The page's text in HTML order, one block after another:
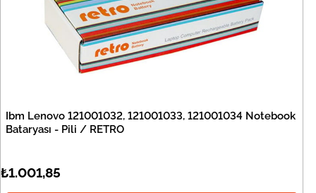
Ibm Lenovo 121001032, 121001033, 121001034 Notebook
Bataryası - Pili / RETRO
₺1.001,85